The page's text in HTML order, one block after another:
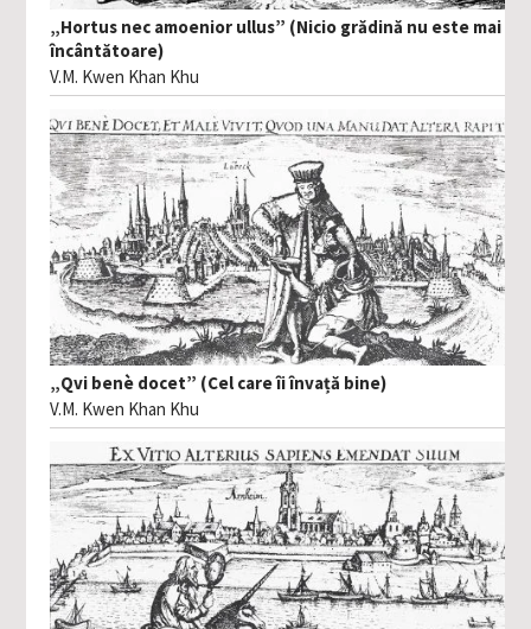
„Hortus nec amoenior ullus” (Nicio grădină nu este mai
încântătoare)
V.M. Kwen Khan Khu
„Qvi benè docet” (Cel care îi învață bine)
V.M. Kwen Khan Khu